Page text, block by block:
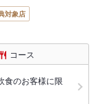
対象店
コース
食のお客様に限